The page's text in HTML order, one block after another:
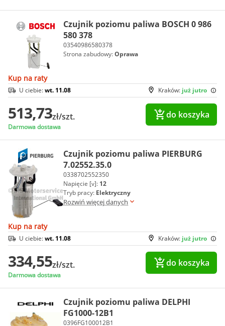
Czujnik poziomu paliwa BOSCH 0 986
580 378
03540986580378
Strona zabudowy:Oprawa
Kup na raty
Kraków: już jutro
U ciebie:wt. 11.08
513,73zł/szt.
Darmowa dostawa
do koszyka
Czujnik poziomu paliwa PIERBURG
7.02552.35.0
0338702552350
Napięcie [v]: 12
Tryb pracy: Elektryczny
Rozwiń więcej danych
Kup na raty
Kraków: już jutro
U ciebie:wt. 11.08
334,55zł/szt.
Darmowa dostawa
do koszyka
Czujnik poziomu paliwa DELPHI
FG1000-12B1
0396FG100012B1